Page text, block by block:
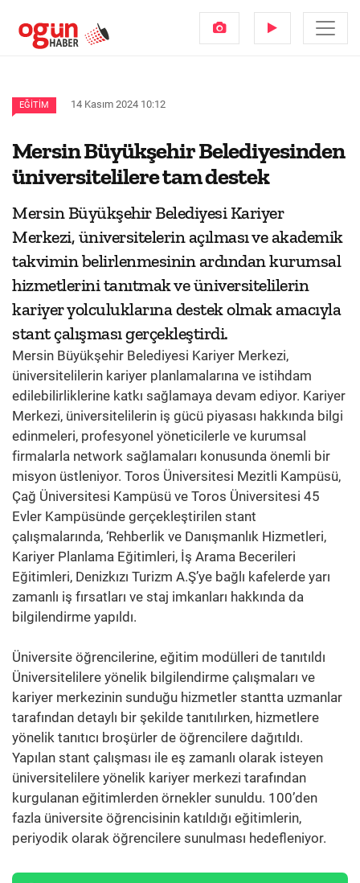
EĞITIM 14 Kasım 2024 10:12
Mersin Büyükşehir Belediyesinden
üniversitelilere tam destek
Mersin Büyükşehir Belediyesi Kariyer
Merkezi, üniversitelerin açılması ve akademik
takvimin belirlenmesinin ardından kurumsal
hizmetlerini tanıtmak ve üniversitelilerin
kariyer yolculuklarına destek olmak amacıyla
stant çalışması gerçekleştirdi.
Mersin Büyükşehir Belediyesi Kariyer Merkezi,
üniversitelilerin kariyer planlamalarına ve istihdam
edilebilirliklerine katkı sağlamaya devam ediyor. Kariyer
Merkezi, üniversitelilerin iş gücü piyasası hakkında bilgi
edinmeleri, profesyonel yöneticilerle ve kurumsal
firmalarla network sağlamaları konusunda önemli bir
misyon üstleniyor. Toros Üniversitesi Mezitli Kampüsü,
Çağ Üniversitesi Kampüsü ve Toros Üniversitesi 45
Evler Kampüsünde gerçekleştirilen stant
çalışmalarında, ‘Rehberlik ve Danışmanlık Hizmetleri,
Kariyer Planlama Eğitimleri, İş Arama Becerileri
Eğitimleri, Denizkızı Turizm A.Ş’ye bağlı kafelerde yarı
zamanlı iş fırsatları ve staj imkanları hakkında da
bilgilendirme yapıldı.
Üniversite öğrencilerine, eğitim modülleri de tanıtıldı
Üniversitelilere yönelik bilgilendirme çalışmaları ve
kariyer merkezinin sunduğu hizmetler stantta uzmanlar
tarafından detaylı bir şekilde tanıtılırken, hizmetlere
yönelik tanıtıcı broşürler de öğrencilere dağıtıldı.
Yapılan stant çalışması ile eş zamanlı olarak isteyen
üniversitelilere yönelik kariyer merkezi tarafından
kurgulanan eğitimlerden örnekler sunuldu. 100’den
fazla üniversite öğrencisinin katıldığı eğitimlerin,
periyodik olarak öğrencilere sunulması hedefleniyor.